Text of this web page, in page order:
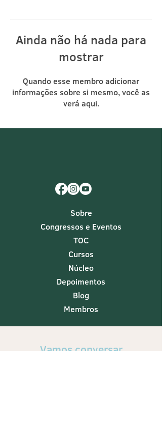
Ainda não há nada para
mostrar
Quando esse membro adicionar
informações sobre si mesmo, você as
verá aqui.
Sobre
Congressos e Eventos
TOC
Cursos
Núcleo
Depoimentos
Blog
Membros
Vamos conversar